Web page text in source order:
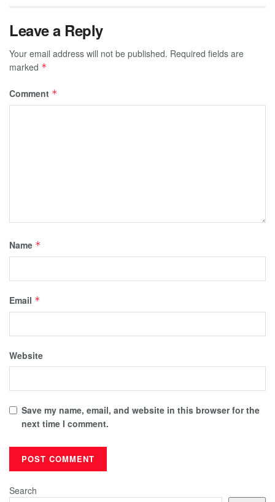
Leave a Reply
Your email address will not be published. Required fields are
marked *
Comment *
Name *
Email *
Website
Save my name, email, and website in this browser for the
next time I comment.
Search